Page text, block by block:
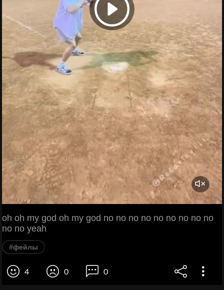
oh oh my god oh my god no no no no no no no no no
no no yeah
#фейлы
4 0 0